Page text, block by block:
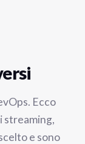
Ecco
streaming,
e sono